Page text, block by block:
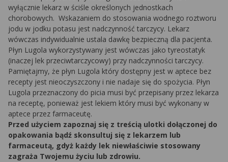
wyłącznie lekarz w ściśle określonych jednostkach
chorobowych. Wskazaniem do stosowania wodnego roztworu
jodu w jodku potasu jest nadczynność tarczycy. Lekarz
wówczas indywidualnie ustala dawkę bezpieczną dla pacjenta.
Płyn Lugola wykorzystywany jest wówczas jako tyreostatyk
(inaczej lek przeciwtarczycowy) przy nadczynności tarczycy.
Pamiętajmy, że płyn Lugola który dostępny jest w aptece bez
recepty jest nieoczyszczony i nie nadaje się do spożycia. Płyn
Lugola przeznaczony do picia musi być przepisany przez lekarza
na receptę, ponieważ jest lekiem który musi być wykonany w
aptece przez farmaceutę.
Przed użyciem zapoznaj się z treścią ulotki dołączonej do
opakowania bądź skonsultuj się z lekarzem lub
farmaceutą, gdyż każdy lek niewłaściwie stosowany
zagraża Twojemu życiu lub zdrowiu.